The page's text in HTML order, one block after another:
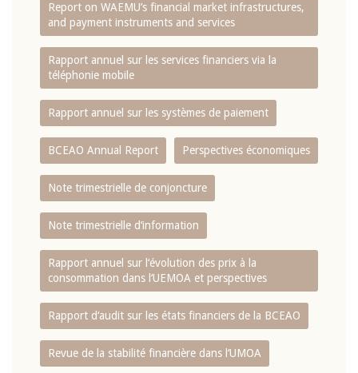
Report on WAEMU’s financial market infrastructures,
and payment instruments and services
Rapport annuel sur les services financiers via la
téléphonie mobile
Rapport annuel sur les systèmes de paiement
BCEAO Annual Report Perspectives économiques
Note trimestrielle de conjoncture
Note trimestrielle d‘information
Rapport annuel sur l‘évolution des prix à la
consommation dans l‘UEMOA et perspectives
Rapport d‘audit sur les états financiers de la BCEAO
Revue de la stabilité financière dans l‘UMOA